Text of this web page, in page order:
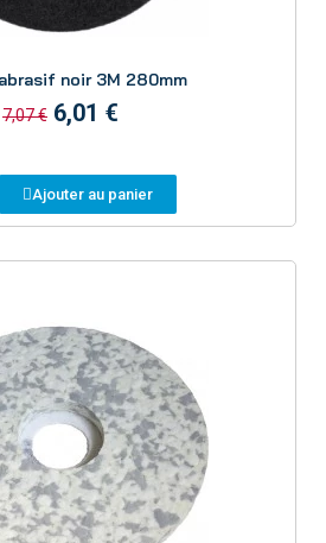
noir 3M 280mm
7,07 € 6,01 €
Ajouter au panier